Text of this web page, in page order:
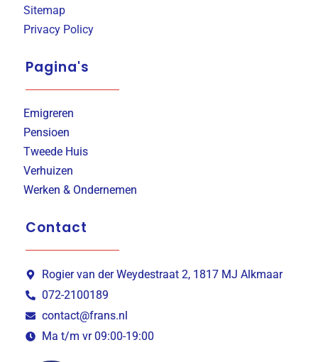
Sitemap
Privacy Policy
Pagina's
Emigreren
Pensioen
Tweede Huis
Verhuizen
Werken & Ondernemen
Contact
Rogier van der Weydestraat 2, 1817 MJ Alkmaar
072-2100189
contact@frans.nl
Ma t/m vr 09:00-19:00